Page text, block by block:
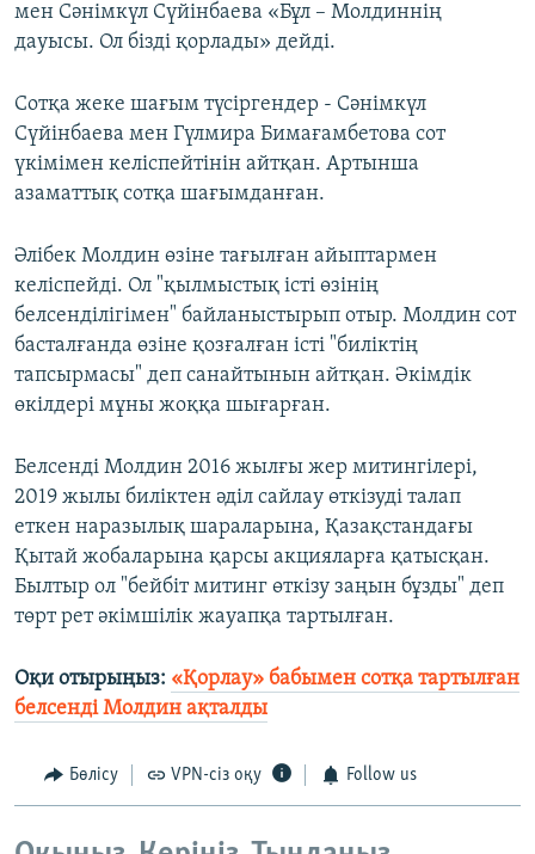
мен Сәнімкүл Сүйінбаева «Бұл – Молдиннің
дауысы. Ол бізді қорлады» дейді.
Сотқа жеке шағым түсіргендер - Сәнімкүл
Сүйінбаева мен Гүлмира Бимағамбетова сот
үкімімен келіспейтінін айтқан. Артынша
азаматтық сотқа шағымданған.
Әлібек Молдин өзіне тағылған айыптармен
келіспейді. Ол "қылмыстық істі өзінің
белсенділігімен" байланыстырып отыр. Молдин сот
басталғанда өзіне қозғалған істі "биліктің
тапсырмасы" деп санайтынын айтқан. Әкімдік
өкілдері мұны жоққа шығарған.
Белсенді Молдин 2016 жылғы жер митингілері,
2019 жылы биліктен әділ сайлау өткізуді талап
еткен наразылық шараларына, Қазақстандағы
Қытай жобаларына қарсы акцияларға қатысқан.
Былтыр ол "бейбіт митинг өткізу заңын бұзды" деп
төрт рет әкімшілік жауапқа тартылған.
Оқи отырыңыз: «Қорлау» бабымен сотқа тартылған
белсенді Молдин ақталды
Бөлісу VPN-сіз оқу Follow us